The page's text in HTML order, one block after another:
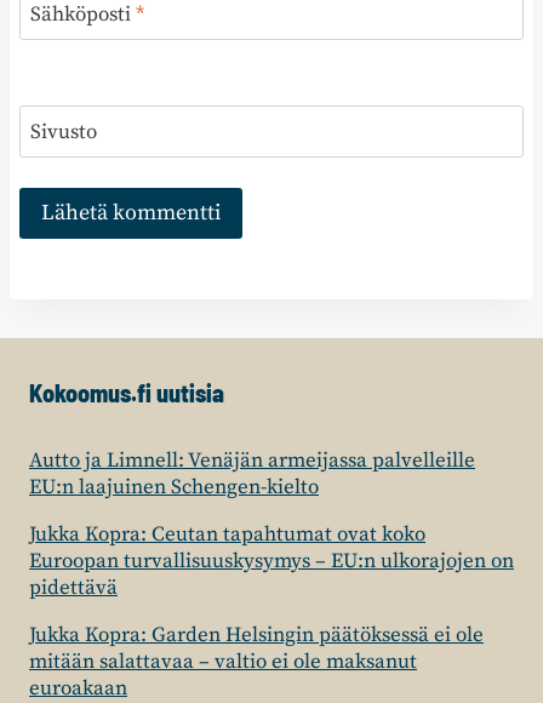
Sähköposti*
Sivusto
Kokoomus.fi uutisia
Autto ja Limnell: Venäjän armeijassa palvelleille
EU:n laajuinen Schengen-kielto
Jukka Kopra: Ceutan tapahtumat ovat koko
Euroopan turvallisuuskysymys – EU:n ulkorajojen on
pidettävä
Jukka Kopra: Garden Helsingin päätöksessä ei ole
mitään salattavaa – valtio ei ole maksanut
euroakaan